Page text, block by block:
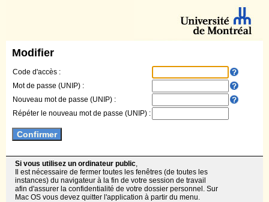
Modifier
Code d'accès :
Mot de passe (UNIP) :
Nouveau mot de passe (UNIP) :
Répéter le nouveau mot de passe (UNIP) :
Si vous utilisez un ordinateur public,
Il est nécessaire de fermer toutes les fenêtres (de toutes les
instances) du navigateur à la fin de votre session de travail
afin d'assurer la confidentialité de votre dossier personnel. Sur
Mac OS vous devez quitter l'application à partir du menu.